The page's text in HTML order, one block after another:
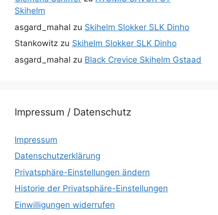
Skihelm
asgard_mahal zu Skihelm Slokker SLK Dinho
Stankowitz zu Skihelm Slokker SLK Dinho
asgard_mahal zu Black Crevice Skihelm Gstaad
Impressum / Datenschutz
Impressum
Datenschutzerklärung
Privatsphäre-Einstellungen ändern
Historie der Privatsphäre-Einstellungen
Einwilligungen widerrufen